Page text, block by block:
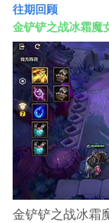
往期回顾
金铲铲之战冰霜魔
金铲铲之战冰霜